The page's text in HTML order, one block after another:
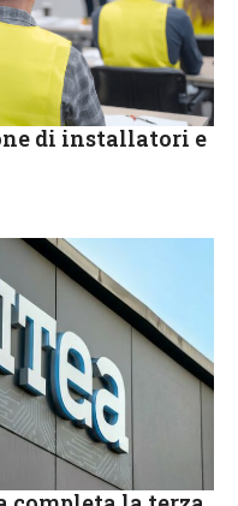
di installatori e